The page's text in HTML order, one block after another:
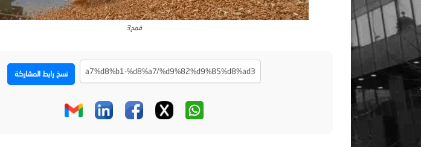
قمح3
نسخ رابط المشاركة